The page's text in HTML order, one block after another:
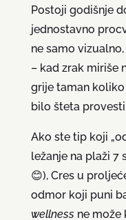
Postoji godišnje
jednostavno
ne samo
– kad zrak miriše
grije taman
bilo šteta
Ako ste tip koji
ležanje na plaži 7
😊), Cres u
odmor koji puni
wellnessne može